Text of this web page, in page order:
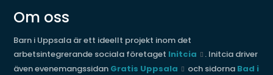
Om oss
Barn i Uppsala är ett ideellt projekt inom det
arbetsintegrerande sociala företaget Initcia
. Initcia driver
även evenemangssidan Gratis Uppsala och sidorna Bad i